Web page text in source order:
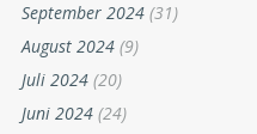
September 2024 (31)
August 2024 (9)
Juli 2024 (20)
Juni 2024 (24)